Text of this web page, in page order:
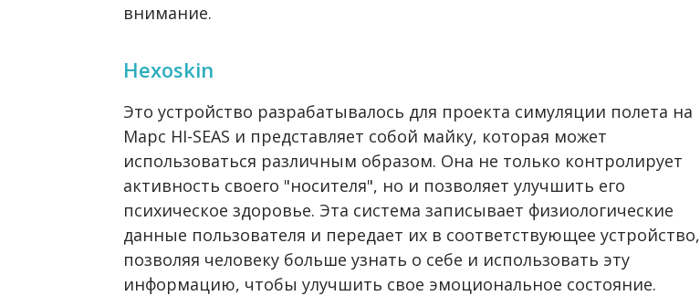
внимание.
Hexoskin
Это устройство разрабатывалось для проекта симуляции полета на
Марс HI-SEAS и представляет собой майку, которая может
использоваться различным образом. Она не только контролирует
активность своего "носителя", но и позволяет улучшить его
психическое здоровье. Эта система записывает физиологические
данные пользователя и передает их в соответствующее устройство,
позволяя человеку больше узнать о себе и использовать эту
информацию, чтобы улучшить свое эмоциональное состояние.